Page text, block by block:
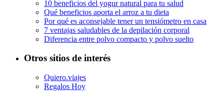
10 beneficios del yogur natural para tu salud
Qué beneficios aporta el arroz a tu dieta
Por qué es aconsejable tener un tensiómetro en casa
7 ventajas saludables de la depilación corporal
Diferencia entre polvo compacto y polvo suelto
Otros sitios de interés
Quiero.viajes
Regalos Hoy